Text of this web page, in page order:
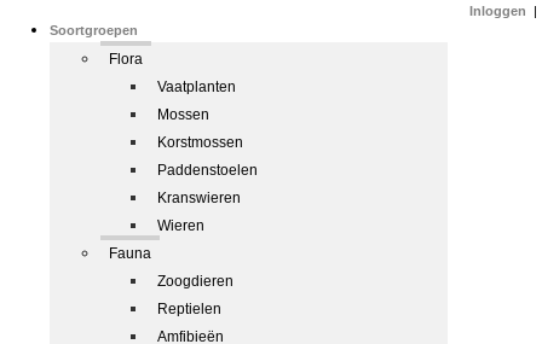
Soortgroepen
Flora
Vaatplanten
Mossen
Korstmossen
Paddenstoelen
Kranswieren
Wieren
Fauna
Zoogdieren
Reptielen
Amfibieën
Inloggen |